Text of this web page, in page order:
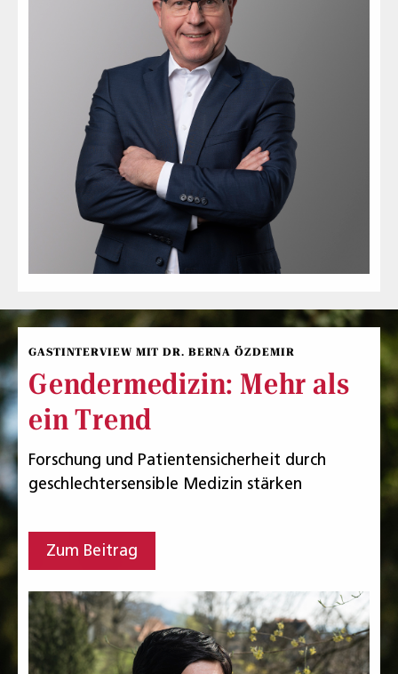
GASTINTERVIEW MIT DR. BERNA ÖZDEMIR
Gendermedizin: Mehr als
ein Trend
Forschung und Patientensicherheit durch
geschlechtersensible Medizin stärken
Zum Beitrag